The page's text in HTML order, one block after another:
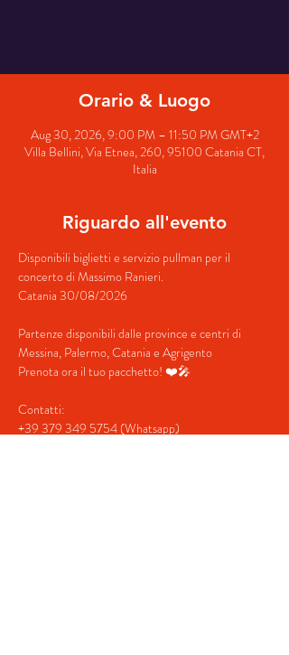
Orario & Luogo
Aug 30, 2026, 9:00 PM – 11:50 PM GMT+2
Villa Bellini, Via Etnea, 260, 95100 Catania CT,
Italia
Riguardo all'evento
Disponibili biglietti e servizio pullman per il
concerto di Massimo Ranieri.
Catania 30/08/2026
Partenze disponibili dalle province e centri di
Messina, Palermo, Catania e Agrigento
Prenota ora il tuo pacchetto! ❤️🎤
Contatti:
+39 379 349 5754 (Whatsapp)